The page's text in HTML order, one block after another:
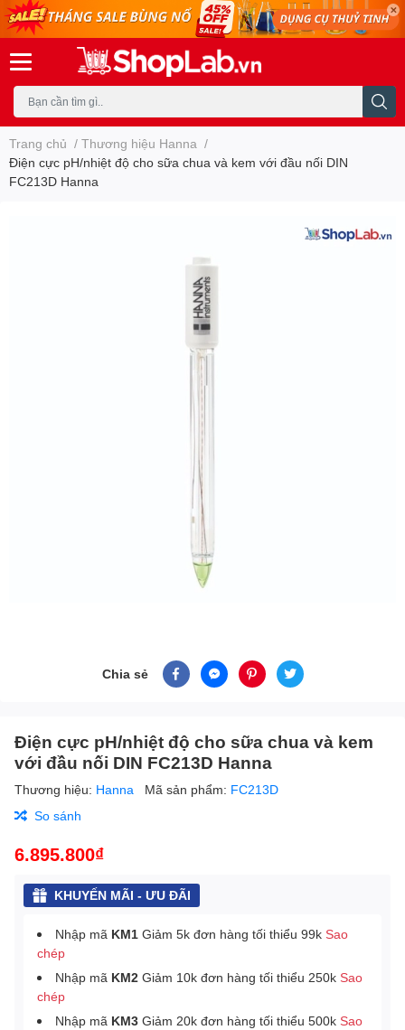
Trang chủ / Thương hiệu Hanna /
Điện cực pH/nhiệt độ cho sữa chua và kem với đầu nối DIN
FC213D Hanna
Chia sẻ
Điện cực pH/nhiệt độ cho sữa chua và kem
với đầu nối DIN FC213D Hanna
Thương hiệu: Hanna Mã sản phẩm: FC213D
So sánh
6.895.800₫
KHUYẾN MÃI - ƯU ĐÃI
Nhập mã KM1 Giảm 5k đơn hàng tối thiểu 99k Sao
chép
Nhập mã KM2 Giảm 10k đơn hàng tối thiểu 250k Sao
chép
Nhập mã KM3 Giảm 20k đơn hàng tối thiểu 500k Sao